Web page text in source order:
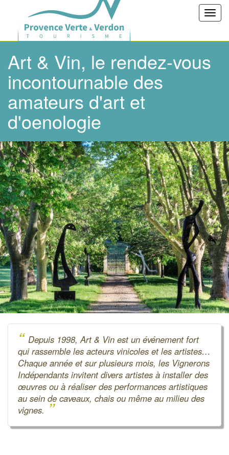
Art & Vin, le rendez-vous
incontournable des
amateurs d'art et
d'oenologie
“ Depuis 1998, Art & Vin est un événement fort
qui rassemble les acteurs vinicoles et les artistes…
Chaque année et sur plusieurs mois, les Vignerons
Indépendants invitent divers artistes à installer des
œuvres ou à réaliser des performances artistiques
au sein de caveaux, chais ou même au milieu des
vignes. ”